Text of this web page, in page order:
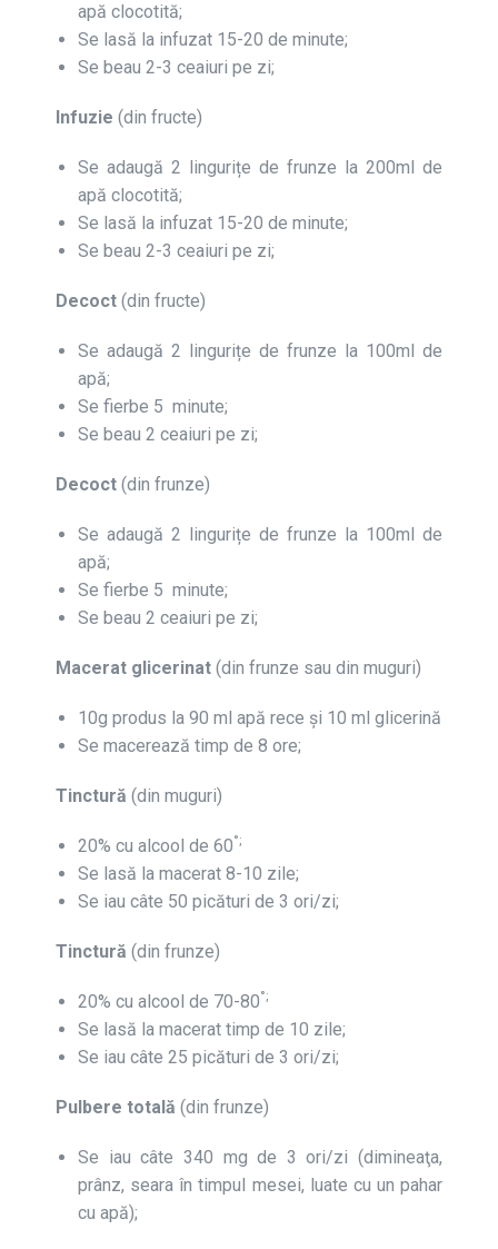
apă clocotită;
Se lasă la infuzat 15-20 de minute;
Se beau 2-3 ceaiuri pe zi;
Infuzie (din fructe)
Se adaugă 2 lingurițe de frunze la 200ml de
apă clocotită;
Se lasă la infuzat 15-20 de minute;
Se beau 2-3 ceaiuri pe zi;
Decoct (din fructe)
Se adaugă 2 lingurițe de frunze la 100ml de
apă;
Se fierbe 5 minute;
Se beau 2 ceaiuri pe zi;
Decoct (din frunze)
Se adaugă 2 lingurițe de frunze la 100ml de
apă;
Se fierbe 5 minute;
Se beau 2 ceaiuri pe zi;
Macerat glicerinat (din frunze sau din muguri)
10g produs la 90 ml apă rece şi 10 ml glicerină
Se macerează timp de 8 ore;
Tinctură (din muguri)
20% cu alcool de 60°;
Se lasă la macerat 8-10 zile;
Se iau câte 50 picături de 3 ori/zi;
Tinctură (din frunze)
20% cu alcool de 70-80°;
Se lasă la macerat timp de 10 zile;
Se iau câte 25 picături de 3 ori/zi;
Pulbere totală (din frunze)
Se iau câte 340 mg de 3 ori/zi (dimineaţa,
prânz, seara în timpul mesei, luate cu un pahar
cu apă);